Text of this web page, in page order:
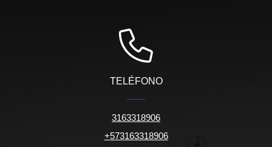
TELÉFONO
3163318906
+573163318906